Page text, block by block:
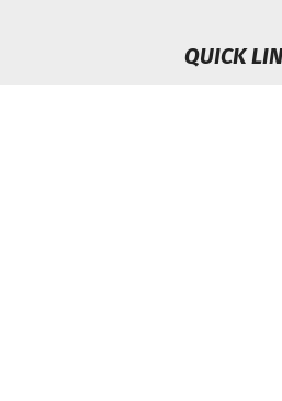
QUICK